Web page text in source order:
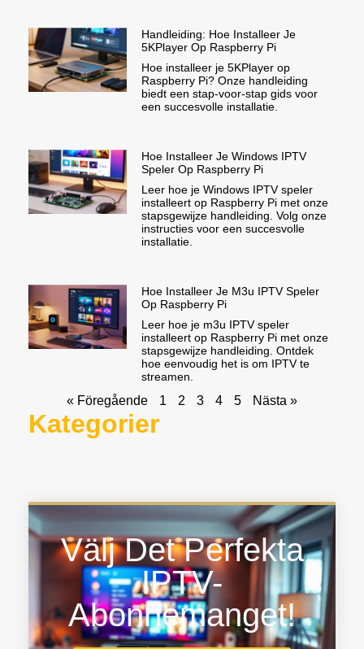
Handleiding: Hoe Installeer Je
5KPlayer Op Raspberry Pi
Hoe installeer je 5KPlayer op
Raspberry Pi? Onze handleiding
biedt een stap-voor-stap gids voor
een succesvolle installatie.
Hoe Installeer Je Windows IPTV
Speler Op Raspberry Pi
Leer hoe je Windows IPTV speler
installeert op Raspberry Pi met onze
stapsgewijze handleiding. Volg onze
instructies voor een succesvolle
installatie.
Hoe Installeer Je M3u IPTV Speler
Op Raspberry Pi
Leer hoe je m3u IPTV speler
installeert op Raspberry Pi met onze
stapsgewijze handleiding. Ontdek
hoe eenvoudig het is om IPTV te
streamen.
« Föregående 1 2 3 4 5 Nästa »
Kategorier
Välj Det Perfekta
IPTV-
Abonnemanget!